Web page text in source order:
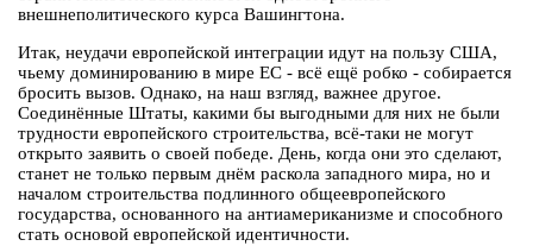
внешнеполитического курса Вашингтона.
Итак, неудачи европейской интеграции идут на пользу США,
чьему доминированию в мире ЕС - всё ещё робко - собирается
бросить вызов. Однако, на наш взгляд, важнее другое.
Соединённые Штаты, какими бы выгодными для них не были
трудности европейского строительства, всё-таки не могут
открыто заявить о своей победе. День, когда они это сделают,
станет не только первым днём раскола западного мира, но и
началом строительства подлинного общеевропейского
государства, основанного на антиамериканизме и способного
стать основой европейской идентичности.